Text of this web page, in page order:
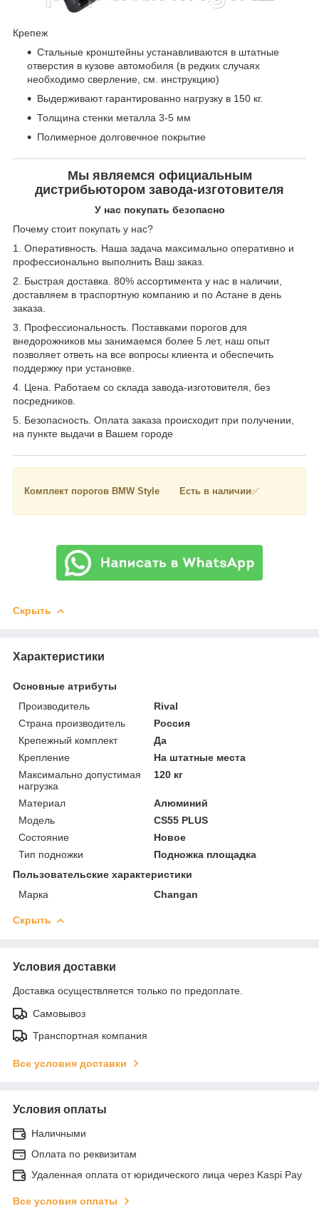
Крепеж
Стальные кронштейны устанавливаются в штатные
отверстия в кузове автомобиля (в редких случаях
необходимо сверление, см. инструкцию)
Выдерживают гарантированно нагрузку в 150 кг.
Толщина стенки металла 3-5 мм
Полимерное долговечное покрытие
Мы являемся официальным
дистрибьютором завода-изготовителя
У нас покупать безопасно
Почему стоит покупать у нас?
1. Оперативность. Наша задача максимально оперативно и
профессионально выполнить Ваш заказ.
2. Быстрая доставка. 80% ассортимента у нас в наличии,
доставляем в траспортную компанию и по Астане в день
заказа.
3. Профессиональность. Поставками порогов для
внедорожников мы занимаемся более 5 лет, наш опыт
позволяет ответь на все вопросы клиента и обеспечить
поддержку при установке.
4. Цена. Работаем со склада завода-изготовителя, без
посредников.
5. Безопасность. Оплата заказа происходит при получении,
на пункте выдачи в Вашем городе
Комплект порогов BMW Style Есть в наличии✅
Скрыть
Характеристики
Основные атрибуты
Производитель
Rival
Страна производитель
Россия
Крепежный комплект
Да
Крепление
На штатные места
Максимально допустимая
нагрузка
120 кг
Материал
Алюминий
Модель
CS55 PLUS
Состояние
Новое
Тип подножки
Подножка площадка
Пользовательские характеристики
Марка
Changan
Скрыть
Условия доставки
Доставка осуществляется только по предоплате.
Самовывоз
Транспортная компания
Все условия доставки
Условия оплаты
Наличными
Оплата по реквизитам
Удаленная оплата от юридического лица через Kaspi Pay
Все условия оплаты